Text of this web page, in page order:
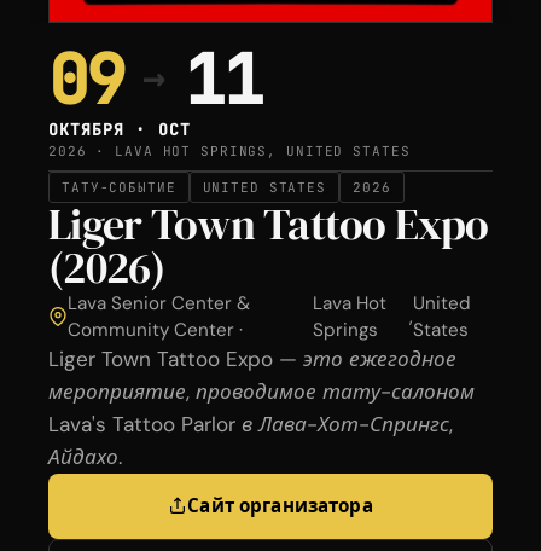
09 → 11
ОКТЯБРЯ · OCT
2026 · LAVA HOT SPRINGS, UNITED STATES
ТАТУ-СОБЫТИЕ UNITED STATES 2026
Liger Town Tattoo Expo
(2026)
Lava Senior Center &
Community Center ·
Lava Hot
Springs
,
United
States
Liger Town Tattoo Expo — это ежегодное
мероприятие, проводимое тату-салоном
Lava's Tattoo Parlor в Лава-Хот-Спрингс,
Айдахо.
Сайт организатора